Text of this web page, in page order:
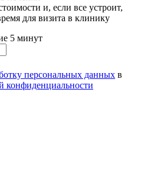
и, если все устроит,
для визита в клинику
5 минут
персональных данных в
конфиденциальности